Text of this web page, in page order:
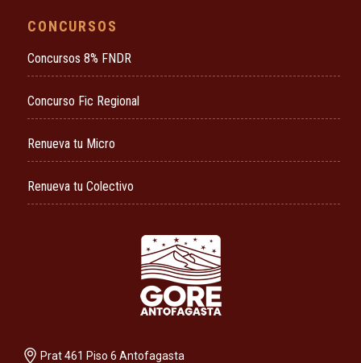
CONCURSOS
Concursos 8% FNDR
Concurso Fic Regional
Renueva tu Micro
Renueva tu Colectivo
Prat 461 Piso 6 Antofagasta